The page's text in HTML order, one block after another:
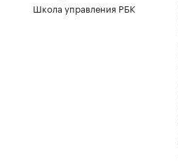
Школа управления РБК